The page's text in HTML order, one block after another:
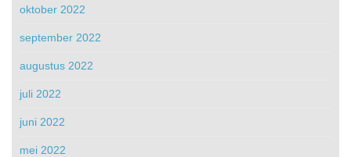
oktober 2022
september 2022
augustus 2022
juli 2022
juni 2022
mei 2022